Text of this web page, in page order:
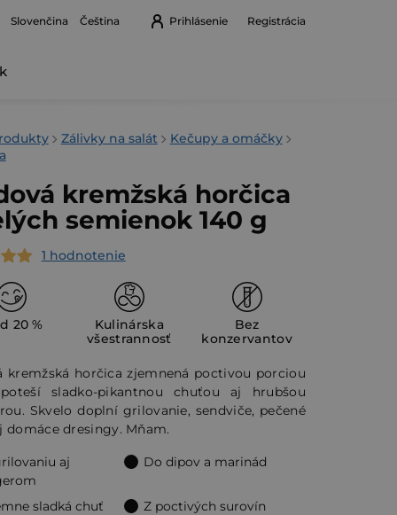
Slovenčina Čeština Prihlásenie Registrácia
Nákupný
Zálivky na salát
Kečupy a omáčky
kremžská horčica
semienok 140 g
1 hodnotenie
20 %
Kulinárska
všestrannosť
Bez
konzervantov
kremžská horčica zjemnená poctivou porciou
sladko-pikantnou chuťou aj hrubšou
Skvelo doplní grilovanie, sendviče, pečené
domáce dresingy. Mňam.
aj
Do dipov a marinád
sladká chuť Z poctivých surovín